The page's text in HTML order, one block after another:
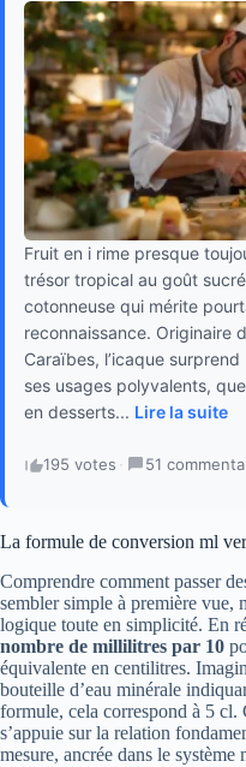
Fruit en i rime presque
trésor tropical au goût
cotonneuse qui mérite
reconnaissance. Originaire
Caraïbes, l’icaque
ses usages polyvalents,
en desserts... Lire la suite
195 votes · 51
La formule de conversion ml
Comprendre comment passer
sembler simple à première vue,
logique toute en simplicité. En
nombre de millilitres par 10
équivalente en centilitres.
bouteille d’eau minérale
formule, cela correspond à 5 cl.
s’appuie sur la relation
mesure, ancrée dans le système